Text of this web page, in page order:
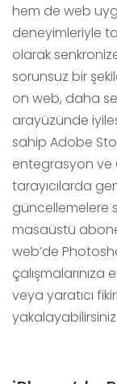
hem de web
deneyimleriyle
olarak
sorunsuz bir
on web, daha
arayüzünde
sahip Adobe
entegrasyon ve
tarayıcılarda
güncellemelere
masaüstü
web’de
çalışmalarınıza
veya yaratıcı
yakalayabilirsiniz.